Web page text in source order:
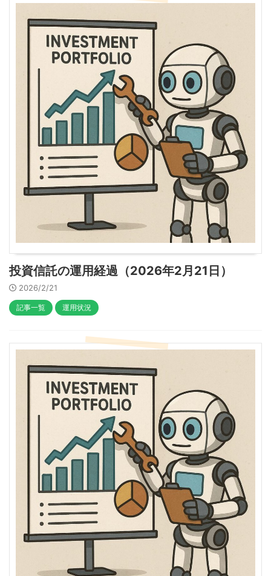
投資信託の運用経過（2026年2月21日）
2026/2/21
記事一覧 運用状況